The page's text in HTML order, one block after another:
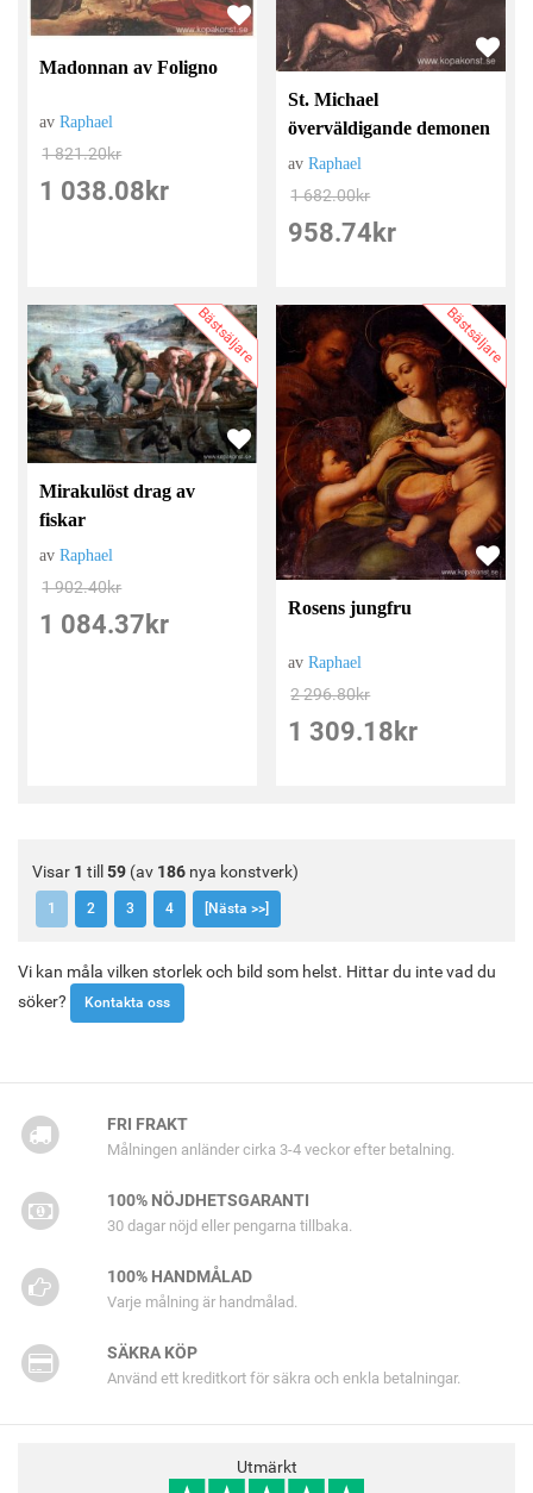
Madonnan av Foligno
avRaphael
1 821.20kr
1 038.08 kr
St. Michael
överväldigande demonen
avRaphael
1 682.00kr
958.74 kr
Bästsäljare
Mirakulöst drag av
fiskar
avRaphael
1 902.40kr
1 084.37 kr
Bästsäljare
Rosens jungfru
avRaphael
2 296.80kr
1 309.18 kr
Visar 1 till 59 (av 186 nya konstverk)
1 2 3 4 [Nästa >>]
Vi kan måla vilken storlek och bild som helst. Hittar du inte vad du
söker?
Kontakta oss
FRI FRAKT
Målningen anländer cirka 3-4 veckor efter betalning.
100% NÖJDHETSGARANTI
30 dagar nöjd eller pengarna tillbaka.
100% HANDMÅLAD
Varje målning är handmålad.
SÄKRA KÖP
Använd ett kreditkort för säkra och enkla betalningar.
Utmärkt